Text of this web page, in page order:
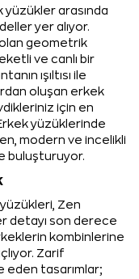
yüzükler arasında
yer alıyor.
geometrik
ve canlı bir
ışıltısı ile
oluşan erkek
için en
yüzüklerinde
modern ve incelikli
buluşturuyor.
yüzükleri, Zen
detayı son derece
kombinlerine
Zarif
eden tasarımlar;